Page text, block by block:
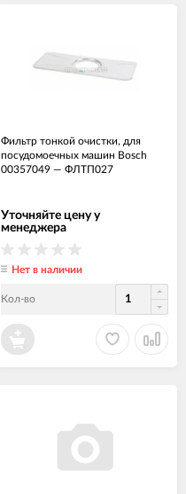
Фильтр тонкой очистки, для
посудомоечных машин Bosch
00357049 — ФЛТП027
Уточняйте цену у
менеджера
Нет в наличии
Кол-во